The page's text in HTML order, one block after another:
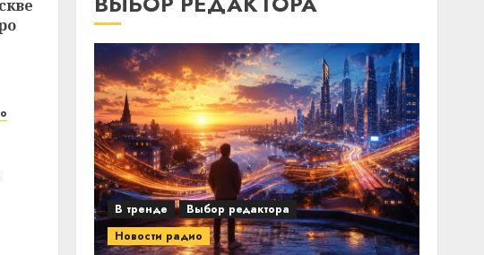
В тренде
Выбор редактора
Новости радио